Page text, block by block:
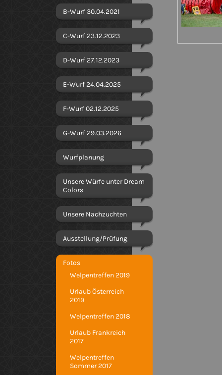
B-Wurf 30.04.2021
C-Wurf 23.12.2023
D-Wurf 27.12.2023
E-Wurf 24.04.2025
F-Wurf 02.12.2025
G-Wurf 29.03.2026
Wurfplanung
Unsere Würfe unter Dream
Colors
Unsere Nachzuchten
Ausstellung/Prüfung
Fotos
Welpentreffen 2019
Urlaub Österreich
2019
Welpentreffen 2018
Urlaub Frankreich
2017
Welpentreffen
Sommer 2017